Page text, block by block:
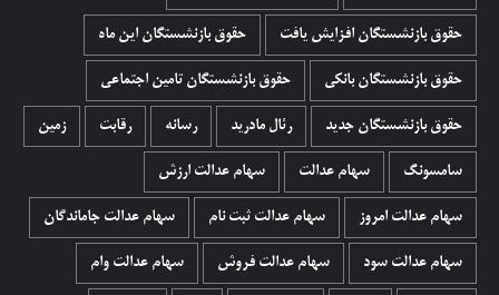
حقوق بازنشستگان افزایش یافت حقوق بازنشستگان این ماه
حقوق بازنشستگان بانکی حقوق بازنشستگان تامین اجتماعی
حقوق بازنشستگان جدید رئال مادرید رسانه رقابت زمین
سامسونگ سهام عدالت سهام عدالت ارزش
سهام عدالت امروز سهام عدالت ثبت نام سهام عدالت جاماندگان
سهام عدالت سود سهام عدالت فروش سهام عدالت وام